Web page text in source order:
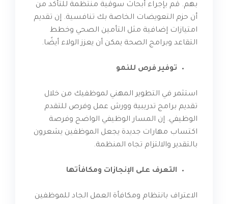
بهم. قم بإجراء أبحاث سوقية منتظمة للتأكد من
أن حزم التعويضات الخاصة بك تنافسية. إن تقديم
امتيازات إضافية مثل التأمين الصحي وخطط
التقاعد وبرامج الصحة يمكن أن يعزز الولاء أيضًا.
توفير فرص للنمو
استثمر في التطوير المهني لموظفيك من خلال
تقديم برامج تدريبية وورش عمل وفرص للتقدم
الوظيفي. إن المسار الوظيفي الواضح وفرصة
اكتساب مهارات جديدة يجعل الموظفين يشعرون
بالتقدير والالتزام تجاه المنظمة.
التعرف على الإنجازات ومكافأتها
الاعتراف بانتظام ومكافأة العمل الجاد للموظفين